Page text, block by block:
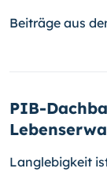
Beiträge aus
PIB-
Langlebigkeit